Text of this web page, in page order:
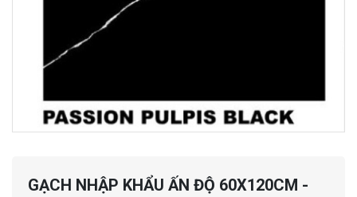
GẠCH NHẬP KHẨU ẤN ĐỘ 60X120CM -